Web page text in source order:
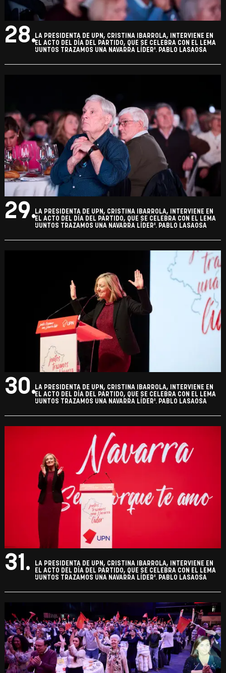
28.LA PRESIDENTA DE UPN, CRISTINA IBARROLA, INTERVIENE EN
EL ACTO DEL DÍA DEL PARTIDO, QUE SE CELEBRA CON EL LEMA
'JUNTOS TRAZAMOS UNA NAVARRA LÍDER'. PABLO LASAOSA
29.LA PRESIDENTA DE UPN, CRISTINA IBARROLA, INTERVIENE EN
EL ACTO DEL DÍA DEL PARTIDO, QUE SE CELEBRA CON EL LEMA
'JUNTOS TRAZAMOS UNA NAVARRA LÍDER'. PABLO LASAOSA
LA PRESIDENTA DE UPN, CRISTINA IBARROLA, INTERVIENE EN
EL ACTO DEL DÍA DEL PARTIDO, QUE SE CELEBRA CON EL LEMA
'JUNTOS TRAZAMOS UNA NAVARRA LÍDER'. PABLO LASAOSA